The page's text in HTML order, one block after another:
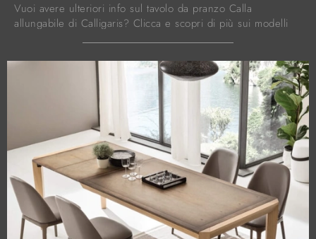
Vuoi avere ulteriori info sul tavolo da pranzo Calla
allungabile di Calligaris? Clicca e scopri di più sui modelli